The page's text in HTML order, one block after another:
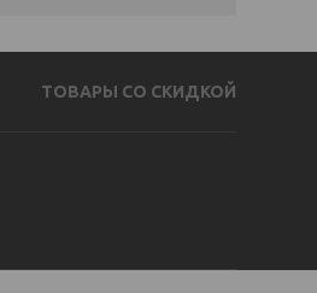
ТОВАРЫ СО СКИДКОЙ